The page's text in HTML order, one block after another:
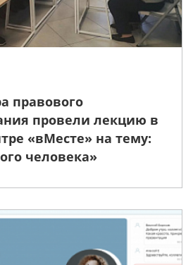
правового
провели лекцию в
«вМесте» на тему:
человека»